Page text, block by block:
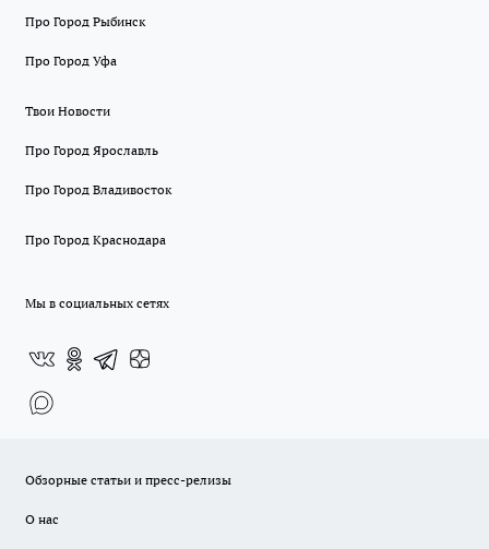
Про Город Рыбинск
Про Город Уфа
Твои Новости
Про Город Ярославль
Про Город Владивосток
Про Город Краснодара
Мы в социальных сетях
Обзорные статьи и пресс-релизы
О нас